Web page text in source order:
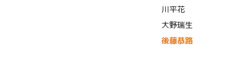
川平花
大野瑞生
後藤恭路